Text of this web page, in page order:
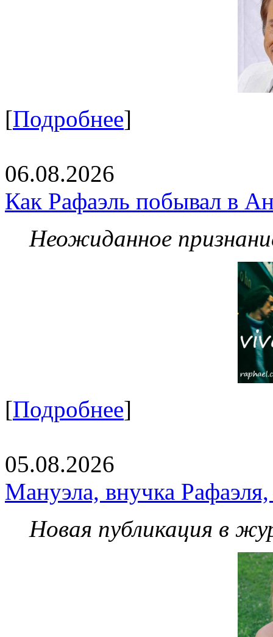
[Подробнее]
06.08.2026
Как Рафаэль побывал в
Неожиданное
[Подробнее]
05.08.2026
Мануэла, внучка
Новая публикация в